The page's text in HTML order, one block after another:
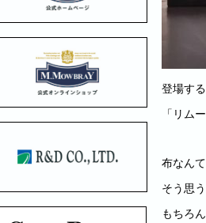
登場す
「リム
布なん
そう思
もちろ